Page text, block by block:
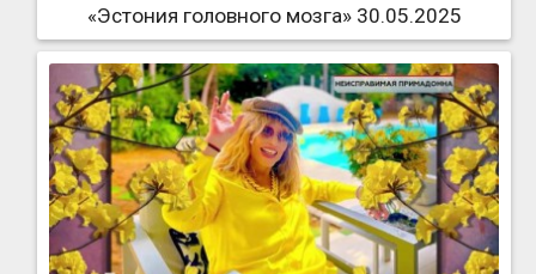
«Эстония головного мозга» 30.05.2025